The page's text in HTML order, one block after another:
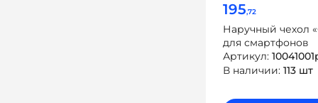
195,72
Наручный чехол
для смартфонов
Артикул:
В наличии: 113 шт